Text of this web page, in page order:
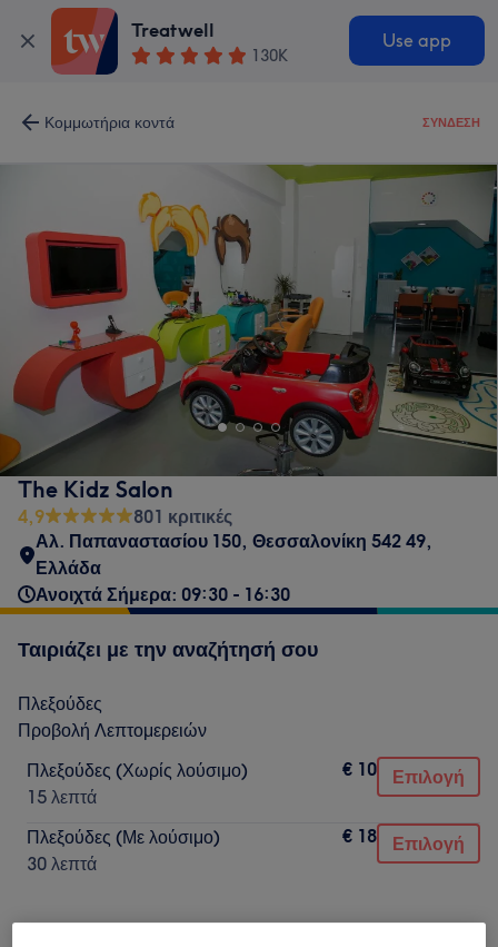
Treatwell
130K
Use app
Κομμωτήρια κοντά ΣΎΝΔΕΣΗ
The Kidz Salon
4,9
801 κριτικές
Αλ. Παπαναστασίου 150, Θεσσαλονίκη 542 49,
Ελλάδα
Ανοιχτά Σήμερα: 09:30 - 16:30
Ταιριάζει με την αναζήτησή σου
Πλεξούδες
Προβολή Λεπτομερειών
Πλεξούδες (Χωρίς λούσιμο)
15 λεπτά
€ 10 Επιλογή
Πλεξούδες (Με λούσιμο)
30 λεπτά
€ 18 Επιλογή